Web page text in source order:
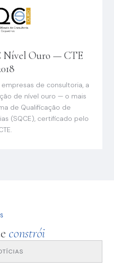
Nível Ouro — CTE
de consultoria, a
de nível ouro — o mais
de Qualificação de
(SQCE), certificado pelo
constrói